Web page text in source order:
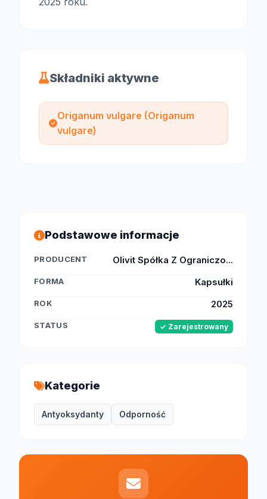
Składniki aktywne
Origanum vulgare (Origanum
vulgare)
Podstawowe informacje
PRODUCENT Olivit Spółka Z Ograniczo...
FORMA Kapsułki
ROK 2025
STATUS ✓ Zarejestrowany
Kategorie
Antyoksydanty Odporność